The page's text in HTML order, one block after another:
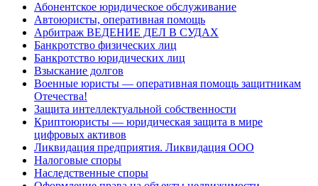
Абонентское юридическое обслуживание
Автоюристы, оперативная помощь
Арбитраж ВЕДЕНИЕ ДЕЛ В СУДАХ
Банкротство физических лиц
Банкротство юридических лиц
Взыскание долгов
Военные юристы — оперативная помощь защитникам
Отечества!
Защита интеллектуальной собственности
Криптоюристы — юридическая защита в мире
цифровых активов
Ликвидация предприятия. Ликвидация ООО
Налоговые споры
Наследственные споры